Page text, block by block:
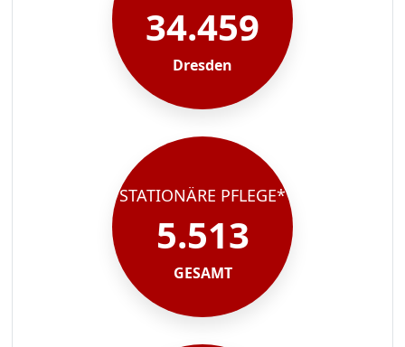
34.459
Dresden
STATIONÄRE PFLEGE*
5.513
GESAMT